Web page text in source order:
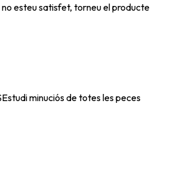
no esteu satisfet, torneu el producte
Estudi minuciós de totes les peces